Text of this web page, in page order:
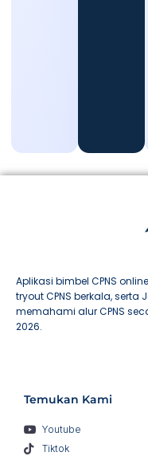
Aplikasi bimbel CPNS
tryout CPNS berkala,
memahami alur CPNS
2026.
Temukan Kami
Youtube
Tiktok